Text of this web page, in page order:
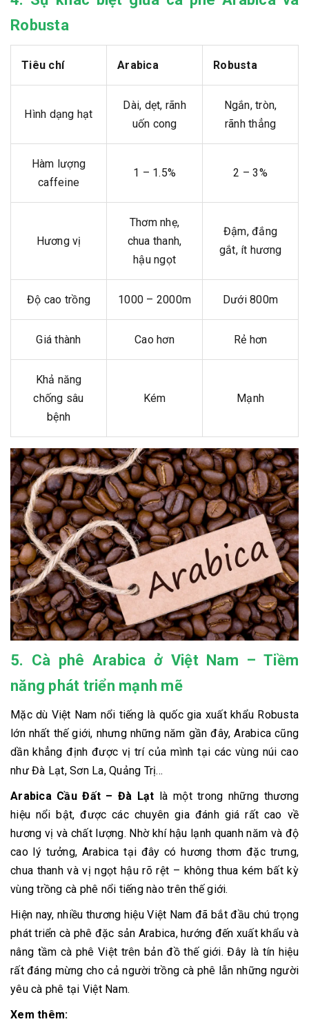
Robusta
Tiêu chí Arabica Robusta
Hình dạng hạt
Dài, dẹt, rãnh
uốn cong
Ngắn, tròn,
rãnh thẳng
Hàm lượng
caffeine
1 – 1.5% 2 – 3%
Hương vị
Thơm nhẹ,
chua thanh,
hậu ngọt
Đậm, đắng
gắt, ít hương
Độ cao trồng 1000 – 2000m Dưới 800m
Giá thành Cao hơn Rẻ hơn
Khả năng
chống sâu
bệnh
Kém Mạnh
5. Cà phê Arabica ở Việt Nam – Tiềm
năng phát triển mạnh mẽ
Mặc dù Việt Nam nổi tiếng là quốc gia xuất khẩu Robusta
lớn nhất thế giới, nhưng những năm gần đây, Arabica cũng
dần khẳng định được vị trí của mình tại các vùng núi cao
như Đà Lạt, Sơn La, Quảng Trị...
Arabica Cầu Đất – Đà Lạt là một trong những thương
hiệu nổi bật, được các chuyên gia đánh giá rất cao về
hương vị và chất lượng. Nhờ khí hậu lạnh quanh năm và độ
cao lý tưởng, Arabica tại đây có hương thơm đặc trưng,
chua thanh và vị ngọt hậu rõ rệt – không thua kém bất kỳ
vùng trồng cà phê nổi tiếng nào trên thế giới.
Hiện nay, nhiều thương hiệu Việt Nam đã bắt đầu chú trọng
phát triển cà phê đặc sản Arabica, hướng đến xuất khẩu và
nâng tầm cà phê Việt trên bản đồ thế giới. Đây là tín hiệu
rất đáng mừng cho cả người trồng cà phê lẫn những người
yêu cà phê tại Việt Nam.
Xem thêm: